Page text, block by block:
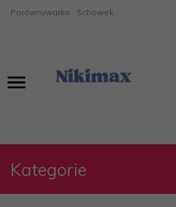
Porównywarka Schowek
Kategorie